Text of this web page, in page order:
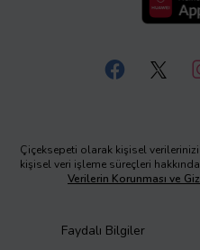
Çiçeksepeti olarak kişisel
kişisel veri işleme süreçleri
Verilerin Korunması ve
Faydalı Bilgiler